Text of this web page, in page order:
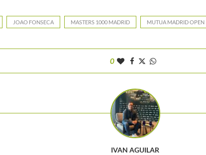
JOAO FONSECA MASTERS 1000 MADRID MUTUA MADRID OPEN
0
IVAN AGUILAR